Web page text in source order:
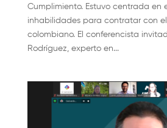
Cumplimiento. Estuvo centrada en
inhabilidades para contratar con
colombiano. El conferencista
Rodríguez, experto en...